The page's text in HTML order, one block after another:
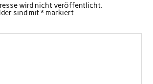
wird nicht veröffentlicht.
sind mit*markiert